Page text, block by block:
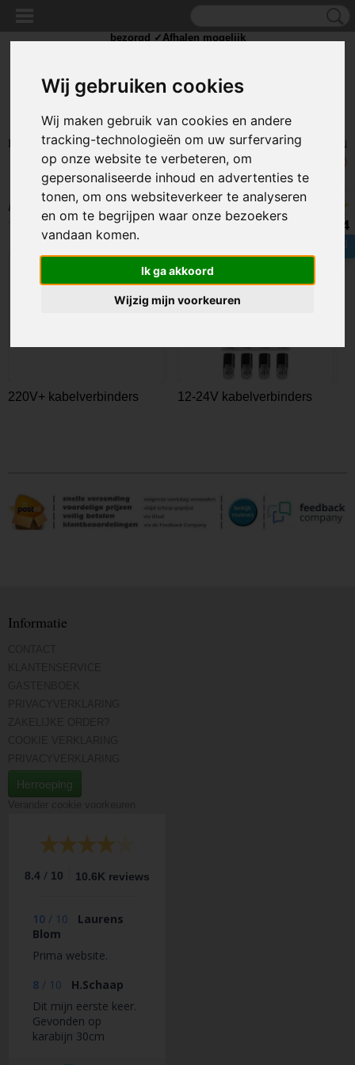
Wij gebruiken cookies
Wij maken gebruik van cookies en andere
tracking-technologieën om uw surfervaring
op onze website te verbeteren, om
gepersonaliseerde inhoud en advertenties te
tonen, om ons websiteverkeer te analyseren
en om te begrijpen waar onze bezoekers
vandaan komen.
Ik ga akkoord
Wijzig mijn voorkeuren
Inloggen Registreren
UW WINKELWAGEN
(0)
Home >BEDRADING>Kabelverbinders
220V+ kabelverbinders 12-24V kabelverbinders
bezorgd ✓Afhalen mogelijk
8.4
Informatie
Herroeping
8.4 / 10 10.6K reviews
10 / 10
Laurens
Blom
Prima website.
8 / 10
H.Schaap
Dit mijn eerste keer.
Gevonden op
karabijn 30cm